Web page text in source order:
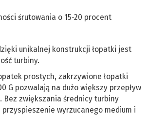
śrutowania o 15-20 procent
unikalnej konstrukcji łopatki jest
turbiny.
prostych, zakrzywione łopatki
G pozwalają na dużo większy przepływ
Bez zwiększania średnicy turbiny
przyspieszenie wyrzucanego medium i